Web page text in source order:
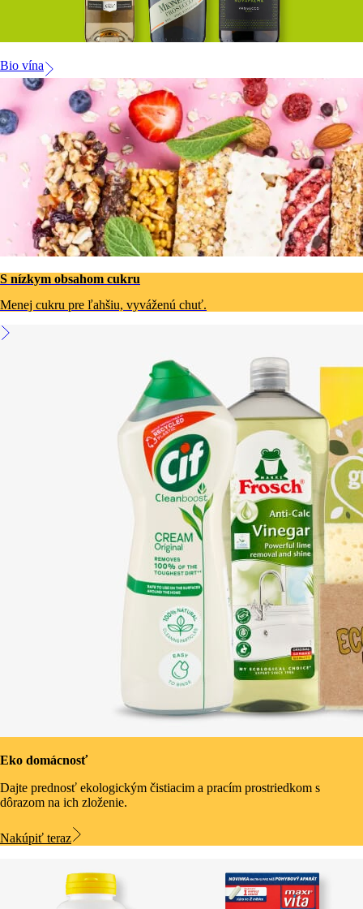
Bio vína
S nízkym obsahom cukru
Menej cukru pre ľahšiu, vyváženú chuť.
Eko domácnosť
Dajte prednosť ekologickým čistiacim a pracím prostriedkom s
dôrazom na ich zloženie.
Nakúpiť teraz